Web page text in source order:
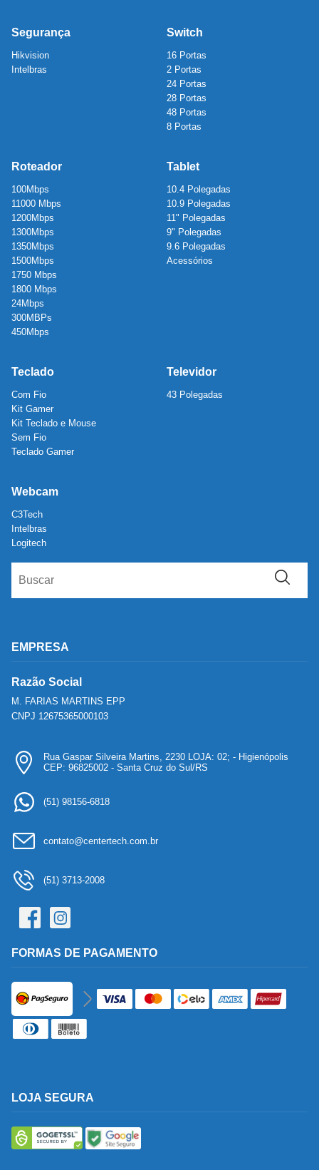
Segurança
Hikvision
Intelbras
Switch
16 Portas
2 Portas
24 Portas
28 Portas
48 Portas
8 Portas
Roteador
100Mbps
11000 Mbps
1200Mbps
1300Mbps
1350Mbps
1500Mbps
1750 Mbps
1800 Mbps
24Mbps
300MBPs
450Mbps
Tablet
10.4 Polegadas
10.9 Polegadas
11" Polegadas
9" Polegadas
9.6 Polegadas
Acessórios
Teclado
Com Fio
Kit Gamer
Kit Teclado e Mouse
Sem Fio
Teclado Gamer
Televidor
43 Polegadas
Webcam
C3Tech
Intelbras
Logitech
EMPRESA
Razão Social
M. FARIAS MARTINS EPP
CNPJ 12675365000103
Rua Gaspar Silveira Martins, 2230 LOJA: 02; - Higienópolis
CEP: 96825002 - Santa Cruz do Sul/RS
(51) 98156-6818
contato@centertech.com.br
(51) 3713-2008
FORMAS DE PAGAMENTO
LOJA SEGURA